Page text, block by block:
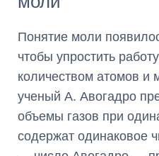
Понятие моли
чтобы упростить
количеством атомов и
ученый А. Авогадро
объемы газов при
содержат одинаковое